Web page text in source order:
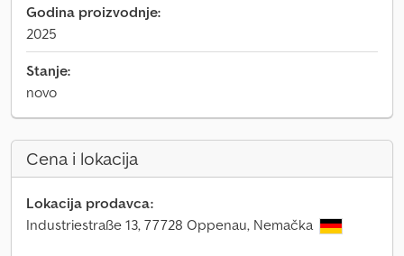
Godina proizvodnje:
2025
Stanje:
novo
Cena i lokacija
Lokacija prodavca:
Industriestraße 13, 77728 Oppenau, Nemačka